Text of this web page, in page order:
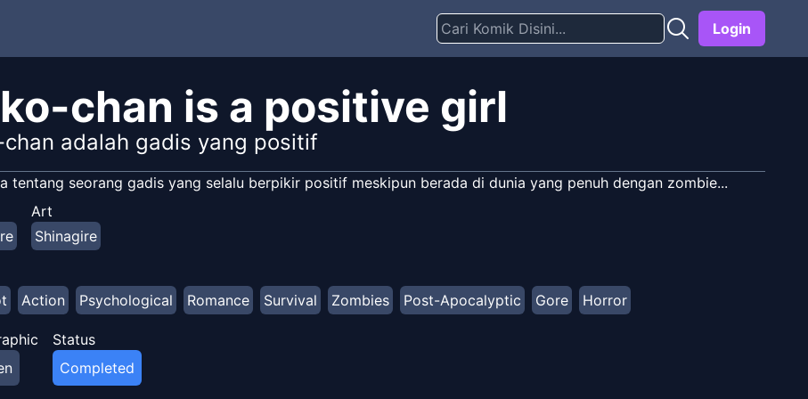
Login
chan is a positive girl
chan adalah gadis yang positif
tentang seorang gadis yang selalu berpikir positif meskipun berada di dunia yang penuh dengan zombie...
Art
Shinagire
Action Psychological Romance Survival Zombies Post-Apocalyptic Gore Horror
Status
Completed